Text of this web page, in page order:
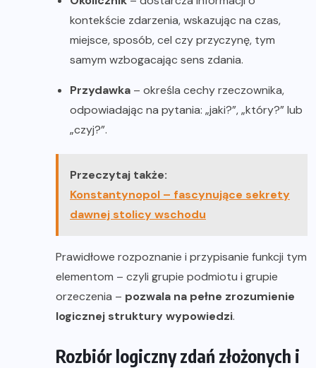
kontekście zdarzenia, wskazując na czas,
miejsce, sposób, cel czy przyczynę, tym
samym wzbogacając sens zdania.
Przydawka – określa cechy rzeczownika,
odpowiadając na pytania: „jaki?”, „który?” lub
„czyj?”.
Przeczytaj także:
Konstantynopol – fascynujące sekrety
dawnej stolicy wschodu
Prawidłowe rozpoznanie i przypisanie funkcji tym
elementom – czyli grupie podmiotu i grupie
orzeczenia – pozwala na pełne zrozumienie
logicznej struktury wypowiedzi.
Rozbiór logiczny zdań złożonych i